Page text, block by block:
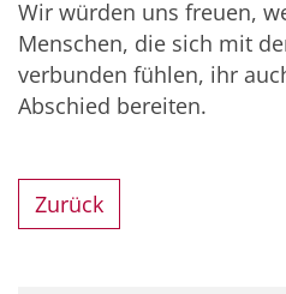
Wir würden uns freuen,
Menschen, die sich mit
verbunden fühlen, ihr
Abschied bereiten.
Zurück